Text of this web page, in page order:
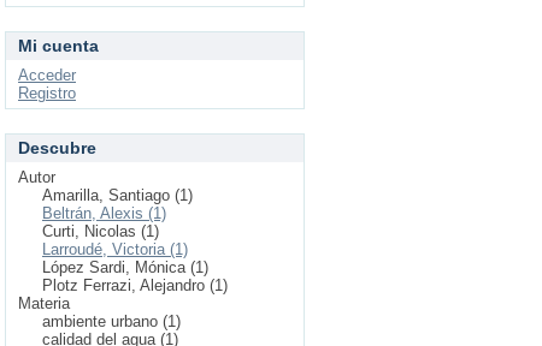
Mi cuenta
Acceder
Registro
Descubre
Autor
Amarilla, Santiago (1)
Beltrán, Alexis (1)
Curti, Nicolas (1)
Larroudé, Victoria (1)
López Sardi, Mónica (1)
Plotz Ferrazi, Alejandro (1)
Materia
ambiente urbano (1)
calidad del agua (1)